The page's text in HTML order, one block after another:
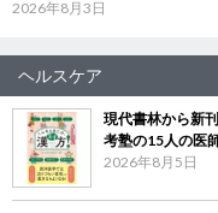
2026年8月3日
ヘルスケア
現代書林から新
考塾の15人の医
2026年8月5日